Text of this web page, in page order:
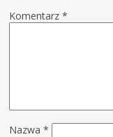
Komentarz*
Nazwa*